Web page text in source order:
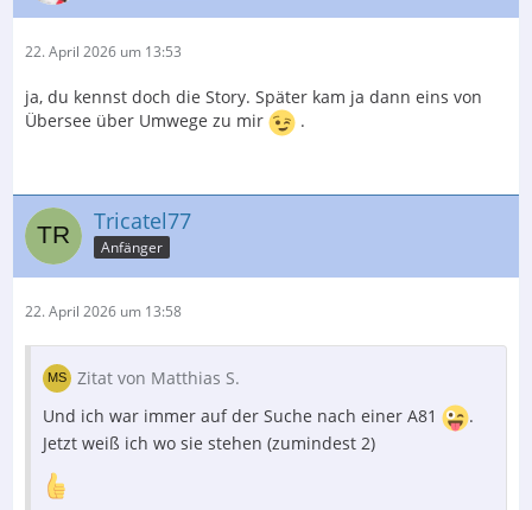
22. April 2026 um 13:53
ja, du kennst doch die Story. Später kam ja dann eins von
Übersee über Umwege zu mir
.
Tricatel77
Anfänger
22. April 2026 um 13:58
Zitat von Matthias S.
Und ich war immer auf der Suche nach einer A81
.
Jetzt weiß ich wo sie stehen (zumindest 2)